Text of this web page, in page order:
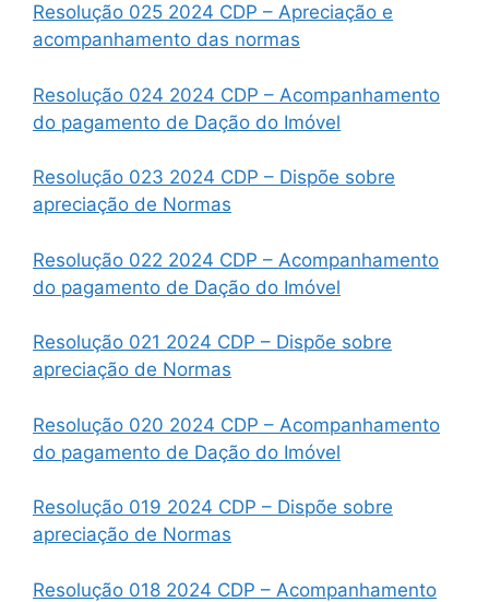
Resolução 025 2024 CDP – Apreciação e
acompanhamento das normas
Resolução 024 2024 CDP – Acompanhamento
do pagamento de Dação do Imóvel
Resolução 023 2024 CDP – Dispõe sobre
apreciação de Normas
Resolução 022 2024 CDP – Acompanhamento
do pagamento de Dação do Imóvel
Resolução 021 2024 CDP – Dispõe sobre
apreciação de Normas
Resolução 020 2024 CDP – Acompanhamento
do pagamento de Dação do Imóvel
Resolução 019 2024 CDP – Dispõe sobre
apreciação de Normas
Resolução 018 2024 CDP – Acompanhamento